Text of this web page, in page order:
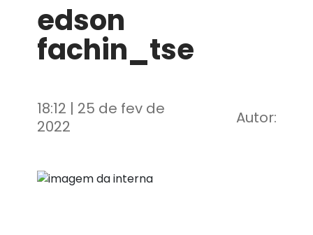
edson
fachin_tse
18:12 | 25 de fev de
2022
Autor: